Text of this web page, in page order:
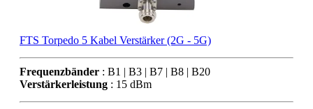
FTS Torpedo 5 Kabel Verstärker (2G - 5G)
Frequenzbänder : B1 | B3 | B7 | B8 | B20
Verstärkerleistung : 15 dBm